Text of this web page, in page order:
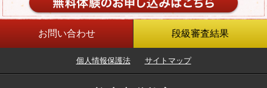
お問い合わせ 段級審査結果
個人情報保護法 サイトマップ